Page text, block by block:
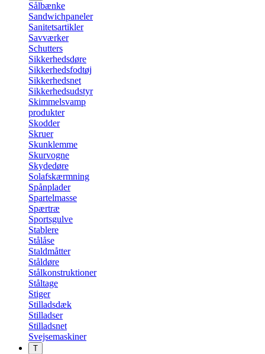
Sålbænke
Sandwichpaneler
Sanitetsartikler
Savværker
Schutters
Sikkerhedsdøre
Sikkerhedsfodtøj
Sikkerhedsnet
Sikkerhedsudstyr
Skimmelsvamp
produkter
Skodder
Skruer
Skunklemme
Skurvogne
Skydedøre
Solafskærmning
Spånplader
Spartelmasse
Spærtræ
Sportsgulve
Stablere
Stålåse
Staldmåtter
Ståldøre
Stålkonstruktioner
Ståltage
Stiger
Stilladsdæk
Stilladser
Stilladsnet
Svejsemaskiner
T